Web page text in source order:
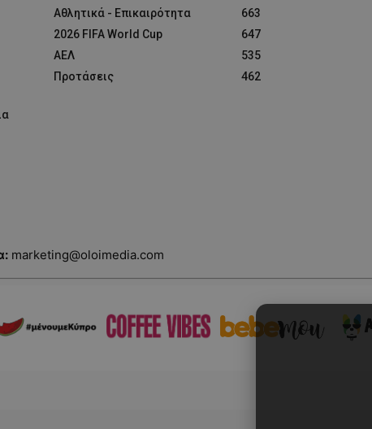
Αθλητικά - Επικαιρότητα
663
2026 FIFA World Cup
647
ΑΕΛ
535
Προτάσεις
462
marketing@oloimedia.com